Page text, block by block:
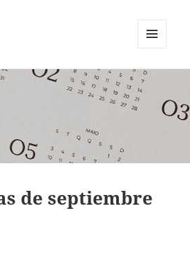
WIDGETS
de septiembre